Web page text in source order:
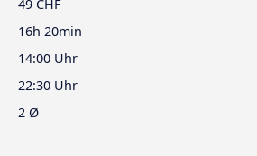
49 CHF
16h 20min
14:00 Uhr
22:30 Uhr
2 Ø